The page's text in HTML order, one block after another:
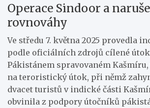
Operace Sindoor a
rovnováhy
Ve středu 7. května 2025 provedla
podle oficiálních zdrojů cílené
Pákistánem spravovaném
na teroristický útok, při němž
dvacet turistů v indické části
obvinila z podpory útočníků